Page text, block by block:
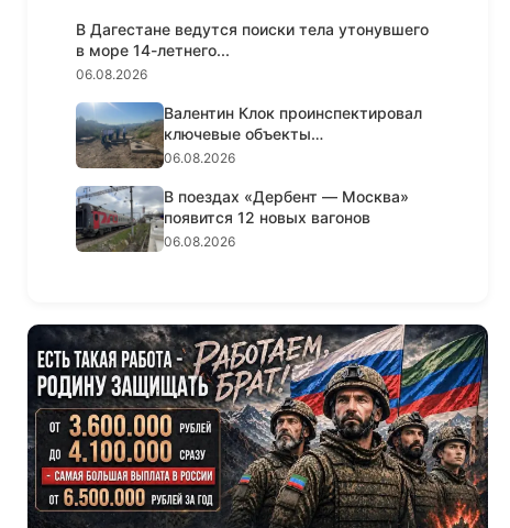
В Дагестане ведутся поиски тела утонувшего
в море 14-летнего...
06.08.2026
Валентин Клок проинспектировал
ключевые объекты
водоснабжени...
06.08.2026
В поездах «Дербент — Москва»
появится 12 новых вагонов
06.08.2026